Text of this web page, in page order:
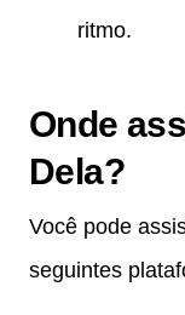
ritmo.
Onde
Dela?
Você pode
seguintes